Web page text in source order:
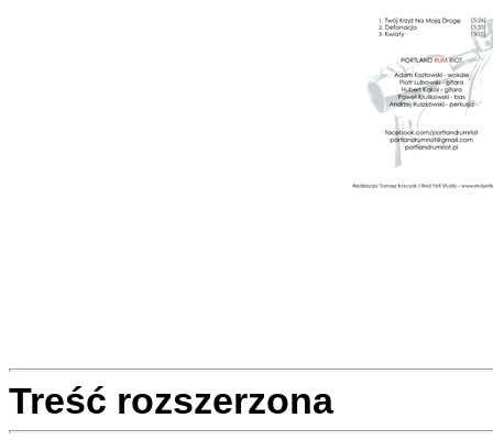
Treść rozszerzona